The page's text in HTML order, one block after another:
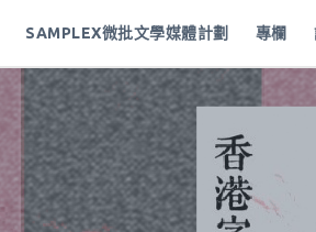
SAMPLEX微批文學媒體計劃 專欄